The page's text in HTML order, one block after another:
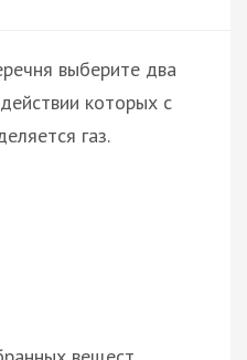
выберите два
которых с
газ.